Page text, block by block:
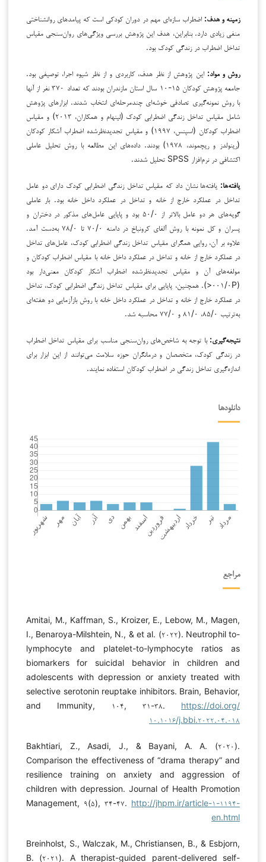
زمینه و هدف: اضطراب سازه‌ای مهم در دوران کودکی است که پیامدهای روانشناختی
منفی زیادی دارد. بنابراین، هدف این پژوهش بررسی ویژگی‌های روان‌سنجی مقیاس
تداخل اضطراب در زندگی کودک بود.
روش و مواد: این پژوهش از نظر هدف، کاربردی و از نظر شیوه اجرا، توصیفی بود.
جامعه پژوهش کودکان ۱۵-۱۰ سال استان مازندران بودند که تعداد ۳۷۰ نفر از آنها
با روش نمونه‌گیری تصادفی خوشه‌ای چندمرحله‌ای انتخاب شدند. ابزارهای پژوهش
شامل مقیاس تداخل زندگی اضطرابی کودک (لینهام و همکاران، ۲۰۱۳) و مقیاس
اضطراب کودکان (اسپنس، ۱۹۹۷) و مقیاس تجدیدنظرشده اضطراب آشکار کودکان
(رینولدز و ریچموند، ۱۹۷۸) بودند. داده‌های این مطالعه با روش تحلیل عاملی
اکتشافی در نرم‌افزار SPSS تحلیل شدند.
یافته‌ها: یافته‌ها نشان داد که مقیاس تداخل زندگی اضطرابی کودک دارای دو عامل
تداخل در عملکرد خارج از خانه و تداخل در عملکرد داخل خانه بود. بار عاملی
گویه‌های هر دو عامل بالاتر از ۵۰/۰ بود و پایایی عامل‌های مذکور در دختران و
پسران و کل نمونه با روش آلفای کرونباخ در دامنه ۷۰/۰ تا ۷۸/۰ به‌دست آمد.
علاوه بر آن، روایی همگرای مقیاس تداخل زندگی اضطرابی کودک، عامل‌های تداخل
در عملکرد خارج از خانه و تداخل در عملکرد داخل خانه با مقیاس اضطراب کودکان و
مولفه‌های آن و مقیاس تجدیدنظرشده اضطراب آشکار کودکان معنی‌دار بود
(۰۰۱/۰P<). همچنین، پایایی برای مقیاس تداخل زندگی اضطرابی کودک، تداخل
در عملکرد خارج از خانه و تداخل در عملکرد داخل خانه با روش بازآزمایی دو هفته‌ای
به‌ترتیب ۸۵/۰، ۸۱/۰ و ۷۷/۰ محاسبه شد.
نتیجه‌گیری: با توجه به شاخص‌های روان‌سنجی مناسب برای مقیاس تداخل اضطراب
در زندگی کودک، متخصصان و درمانگران حوزه سلامت می‌توانند از این ابزار برای
اندازه‌گیری تداخل زندگی در اضطراب کودکان استفاده نمایند.
دانلودها
مراجع
Amitai, M., Kaffman, S., Kroizer, E., Lebow, M., Magen,
I., Benaroya-Milshtein, N., & et al. (۲۰۲۲). Neutrophil to-
lymphocyte and platelet-to-lymphocyte ratios as
biomarkers for suicidal behavior in children and
adolescents with depression or anxiety treated with
selective serotonin reuptake inhibitors. Brain, Behavior,
and Immunity, ۱۰۴, ۳۱-۳۸. https://doi.org/
۱۰.۱۰۱۶/j.bbi.۲۰۲۲.۰۴.۰۱۸
Bakhtiari, Z., Asadi, J., & Bayani, A. A. (۲۰۲۰).
Comparison the effectiveness of “drama therapy” and
resilience training on anxiety and aggression of
children with depression. Journal of Health Promotion
Management, ۹(۵), ۳۴-۴۷. http://jhpm.ir/article-۱-۱۱۹۴-
en.html
Breinholst, S., Walczak, M., Christiansen, B., & Esbjorn,
B. (۲۰۲۱). A therapist-guided parent-delivered self-